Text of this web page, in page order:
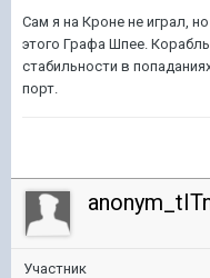
Сам я на Кроне не играл,
этого Графа Шпее.
стабильности в
порт.
Участник